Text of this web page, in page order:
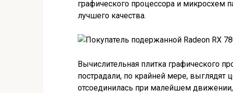
графического процессора и микросхем
лучшего качества.
Вычислительная плитка графического
пострадали, по крайней мере, выглядят
отсоединилась при малейшем